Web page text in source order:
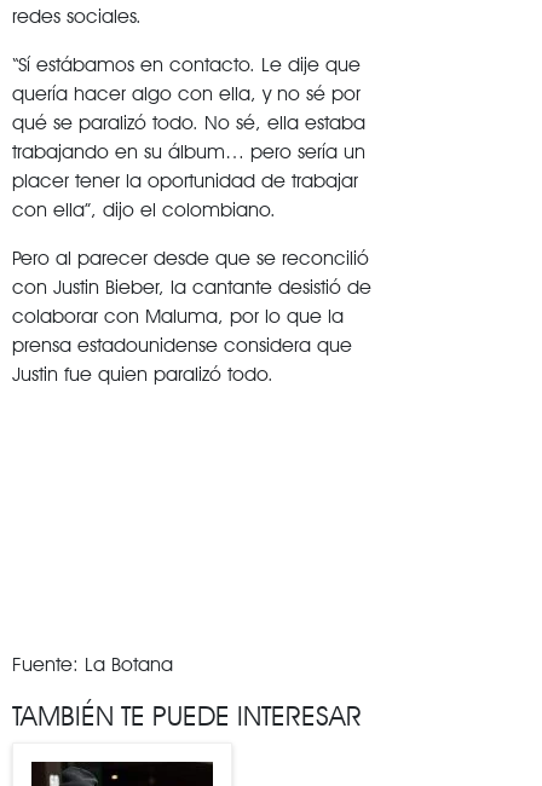
redes sociales.
“Sí estábamos en contacto. Le dije que
quería hacer algo con ella, y no sé por
qué se paralizó todo. No sé, ella estaba
trabajando en su álbum… pero sería un
placer tener la oportunidad de trabajar
con ella”, dijo el colombiano.
Pero al parecer desde que se reconcilió
con Justin Bieber, la cantante desistió de
colaborar con Maluma, por lo que la
prensa estadounidense considera que
Justin fue quien paralizó todo.
Fuente: La Botana
TAMBIÉN TE PUEDE INTERESAR